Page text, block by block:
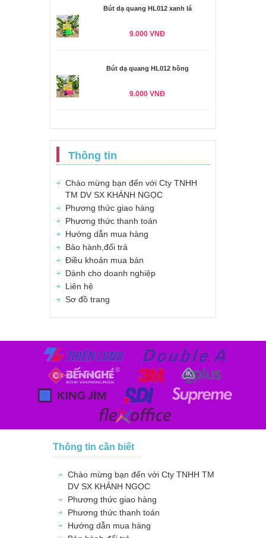
Bút dạ quang HL012 xanh lá
9.000 VNĐ
Bút dạ quang HL012 hồng
9.000 VNĐ
Thông tin
Chào mừng bạn đến với Cty TNHH
TM DV SX KHÁNH NGỌC
Phương thức giao hàng
Phương thức thanh toán
Hướng dẫn mua hàng
Bảo hành,đổi trả
Điều khoản mua bán
Dành cho doanh nghiệp
Liên hệ
Sơ đồ trang
Thông tin cần biết
Chào mừng bạn đến với Cty TNHH TM
DV SX KHÁNH NGỌC
Phương thức giao hàng
Phương thức thanh toán
Hướng dẫn mua hàng